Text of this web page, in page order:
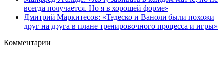
всегда получается. Но я в хорошей форме»
Дмитрий Маркитесов: «Тедеско и Ваноли были похожи
друг на друга в плане тренировочного процесса и игры»
Комментарии